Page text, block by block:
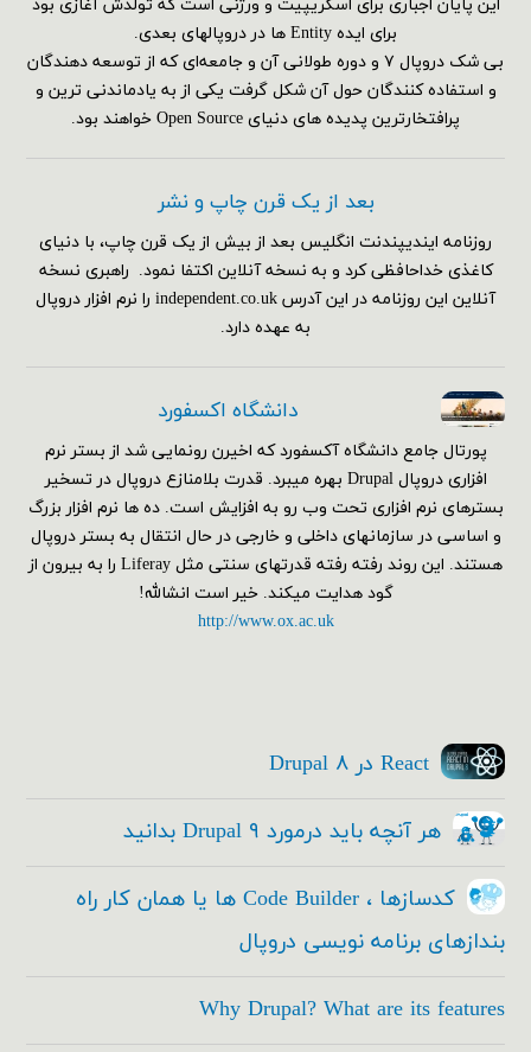
این پایان اجباری برای اسکریپیت و ورژنی است که تولدش آغازی بود
برای ایده Entity ها در دروپالهای بعدی.
بی شک دروپال ۷ و دوره طولانی آن و جامعه‌ای که از توسعه دهندگان
و استفاده کنندگان حول آن شکل گرفت یکی از به یادماندنی ترین و
پرافتخارترین پدیده های دنیای Open Source خواهند بود.
بعد از یک قرن چاپ و نشر
روزنامه ایندیپندنت انگلیس بعد از بیش از یک قرن چاپ، با دنیای
کاغذی خداحافظی کرد و به نسخه آنلاین اکتفا نمود. راهبری نسخه
آنلاین این روزنامه در این آدرس independent.co.uk را نرم افزار دروپال
به عهده دارد.
دانشگاه اکسفورد
پورتال جامع دانشگاه آکسفورد که اخیرن رونمایی شد از بستر نرم
افزاری دروپال Drupal بهره میبرد. قدرت بلامنازع دروپال در تسخیر
بسترهای نرم افزاری تحت وب رو به افزایش است. ده ها نرم افزار بزرگ
و اساسی در سازمانهای داخلی و خارجی در حال انتقال به بستر دروپال
هستند. این روند رفته رفته قدرتهای سنتی مثل Liferay را به بیرون از
گود هدایت میکند. خیر است انشالله!
http://www.ox.ac.uk
React در Drupal ۸
هر آنچه باید درمورد Drupal ۹ بدانید
کدسازها ، Code Builder ها یا همان کار راه
بندازهای برنامه نویسی دروپال
Why Drupal? What are its features